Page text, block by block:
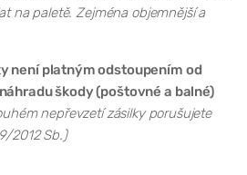
na paletě. Zejména objemnější a
není platným odstoupením od
škody (poštovné a balné)
nepřevzetí zásilky porušujete
2012 Sb.)